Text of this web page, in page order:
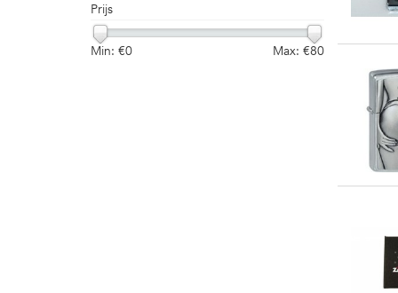
Prijs
Min: €0 Max: €80